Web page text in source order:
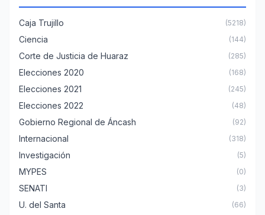
Caja Trujillo (5218)
Ciencia (144)
Corte de Justicia de Huaraz (285)
Elecciones 2020 (168)
Elecciones 2021 (245)
Elecciones 2022 (48)
Gobierno Regional de Áncash (92)
Internacional (318)
Investigación (5)
MYPES (0)
SENATI (3)
U. del Santa (66)